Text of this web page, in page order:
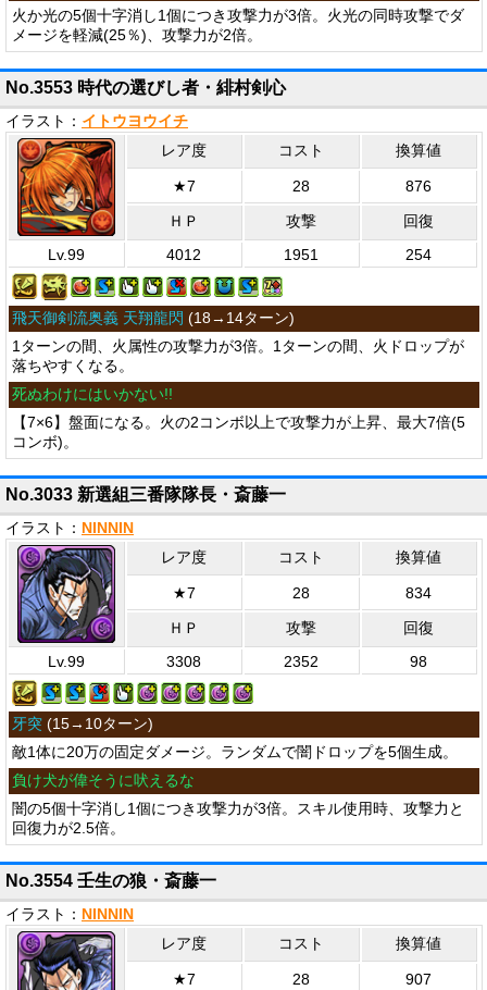
火か光の5個十字消し1個につき攻撃力が3倍。火光の同時攻撃でダ
メージを軽減(25％)、攻撃力が2倍。
No.3553 時代の選びし者・緋村剣心
イラスト： イトウヨウイチ
レア度 コスト 換算値
★7 28
876
ＨＰ
攻撃
回復
Lv.99
4012 1951 254
飛天御剣流奥義 天翔龍閃 (18→14ターン)
1ターンの間、火属性の攻撃力が3倍。1ターンの間、火ドロップが
落ちやすくなる。
死ぬわけにはいかない!!
【7×6】盤面になる。火の2コンボ以上で攻撃力が上昇、最大7倍(5
コンボ)。
No.3033 新選組三番隊隊長・斎藤一
イラスト： NINNIN
レア度 コスト 換算値
★7 28
834
ＨＰ
攻撃
回復
Lv.99
3308 2352 98
牙突 (15→10ターン)
敵1体に20万の固定ダメージ。ランダムで闇ドロップを5個生成。
負け犬が偉そうに吠えるな
闇の5個十字消し1個につき攻撃力が3倍。スキル使用時、攻撃力と
回復力が2.5倍。
No.3554 壬生の狼・斎藤一
イラスト： NINNIN
レア度 コスト 換算値
★7 28
907